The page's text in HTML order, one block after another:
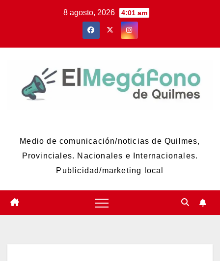
8 agosto, 2026 4:01 am
Medio de comunicación/noticias de Quilmes,
Provinciales. Nacionales e Internacionales.
Publicidad/marketing local